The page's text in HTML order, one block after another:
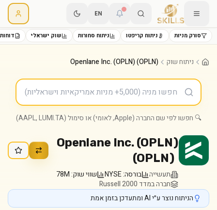
EN
סורק מניות ניתוח קריפטו ניתוח סחורות שוק ישראלי
ניתוח שוק Openlane Inc. (OPLN) (OPLN)
🔍 חפשו לפי שם החברה (Apple, לאומי) או סימול (AAPL, LUMI.TA)
Openlane Inc. (OPLN)
(OPLN)
תעשייה בורסה:NYSE שווי שוק:78M
חברה במדד Russell 2000
הניתוח נוצר ע״י AI ומתעדכן בזמן אמת